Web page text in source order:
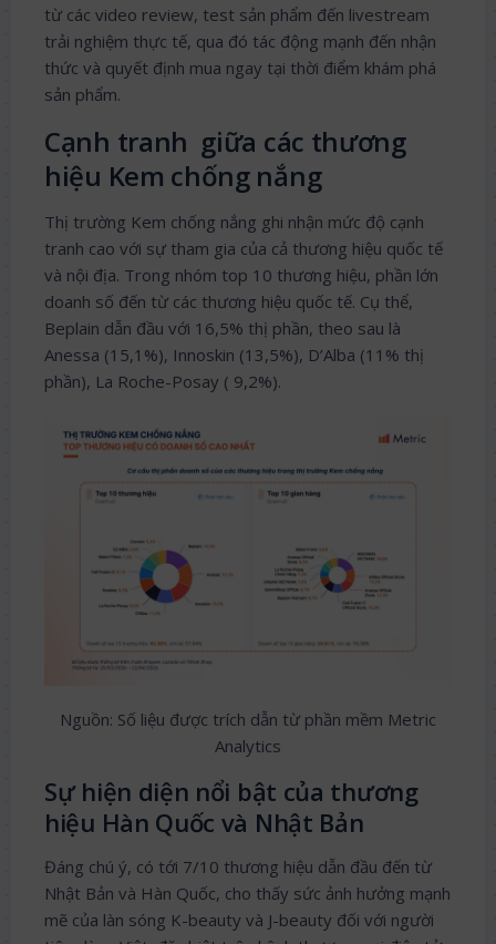
từ các video review, test sản phẩm đến livestream
trải nghiệm thực tế, qua đó tác động mạnh đến nhận
thức và quyết định mua ngay tại thời điểm khám phá
sản phẩm.
Cạnh tranh giữa các thương
hiệu Kem chống nắng
Thị trường Kem chống nắng ghi nhận mức độ cạnh
tranh cao với sự tham gia của cả thương hiệu quốc tế
và nội địa. Trong nhóm top 10 thương hiệu, phần lớn
doanh số đến từ các thương hiệu quốc tế. Cụ thể,
Beplain dẫn đầu với 16,5% thị phần, theo sau là
Anessa (15,1%), Innoskin (13,5%), D’Alba (11% thị
phần), La Roche-Posay ( 9,2%).
Nguồn: Số liệu được trích dẫn từ phần mềm Metric
Analytics
Sự hiện diện nổi bật của thương
hiệu Hàn Quốc và Nhật Bản
Đáng chú ý, có tới 7/10 thương hiệu dẫn đầu đến từ
Nhật Bản và Hàn Quốc, cho thấy sức ảnh hưởng mạnh
mẽ của làn sóng K-beauty và J-beauty đối với người